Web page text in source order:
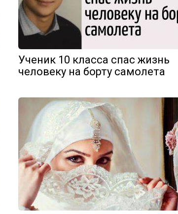
Ученик 10 класса спас жизнь
человеку на борту самолета